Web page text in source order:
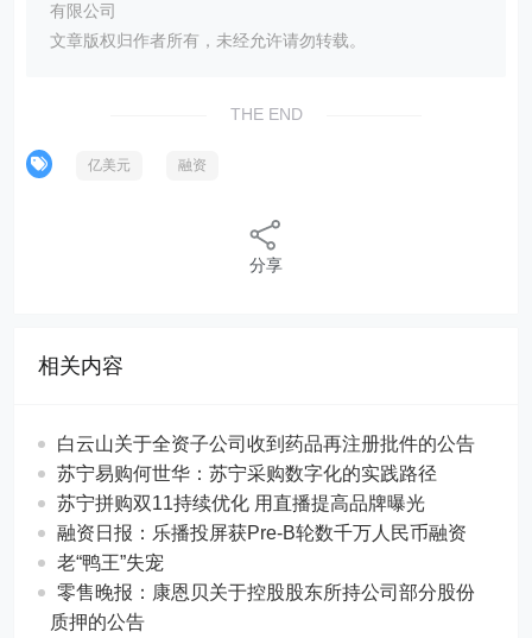
有限公司
文章版权归作者所有，未经允许请勿转载。
THE END
亿美元 融资
分享
相关内容
白云山关于全资子公司收到药品再注册批件的公告
苏宁易购何世华：苏宁采购数字化的实践路径
苏宁拼购双11持续优化 用直播提高品牌曝光
融资日报：乐播投屏获Pre-B轮数千万人民币融资
老“鸭王”失宠
零售晚报：康恩贝关于控股股东所持公司部分股份
质押的公告